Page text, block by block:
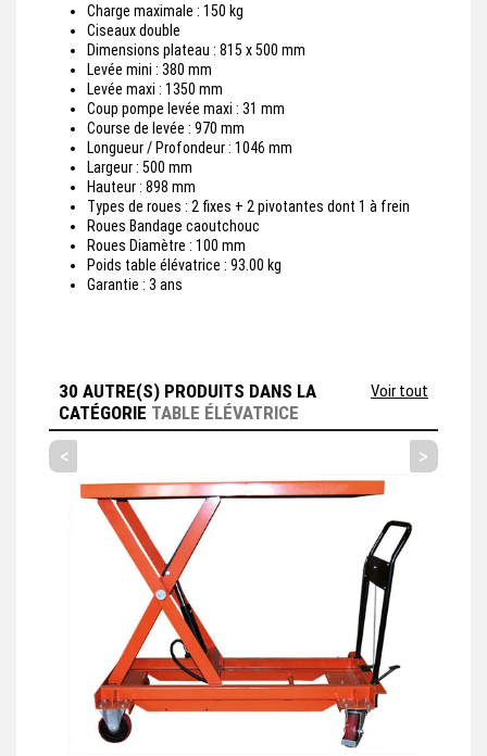
Charge maximale : 150 kg
Ciseaux double
Dimensions plateau : 815 x 500 mm
Levée mini : 380 mm
Levée maxi : 1350 mm
Coup pompe levée maxi : 31 mm
Course de levée : 970 mm
Longueur / Profondeur : 1046 mm
Largeur : 500 mm
Hauteur : 898 mm
Types de roues : 2 fixes + 2 pivotantes dont 1 à frein
Roues Bandage caoutchouc
Roues Diamètre : 100 mm
Poids table élévatrice : 93.00 kg
Garantie : 3 ans
30 AUTRE(S) PRODUITS DANS LA
CATÉGORIE TABLE ÉLÉVATRICE
Voir tout
< >